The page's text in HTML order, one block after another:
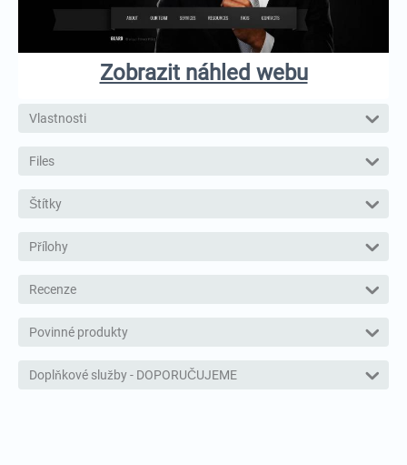
Zobrazit náhled webu
Vlastnosti
Files
Štítky
Přílohy
Recenze
Povinné produkty
Doplňkové služby - DOPORUČUJEME